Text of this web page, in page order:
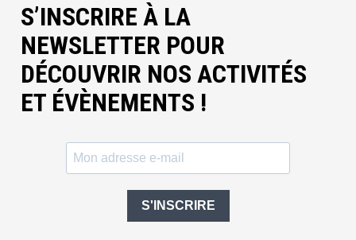
S’INSCRIRE À LA
NEWSLETTER POUR
DÉCOUVRIR NOS ACTIVITÉS
ET ÉVÈNEMENTS !
S'INSCRIRE